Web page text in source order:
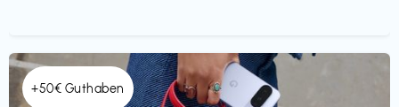
+50€ Guthaben